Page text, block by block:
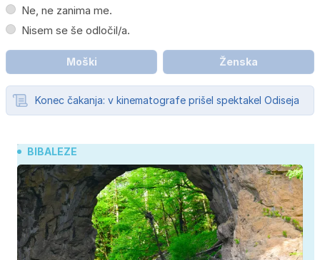
Ne, ne zanima me.
Nisem se še odločil/a.
Moški Ženska
Konec čakanja: v kinematografe prišel spektakel Odiseja
BIBALEZE